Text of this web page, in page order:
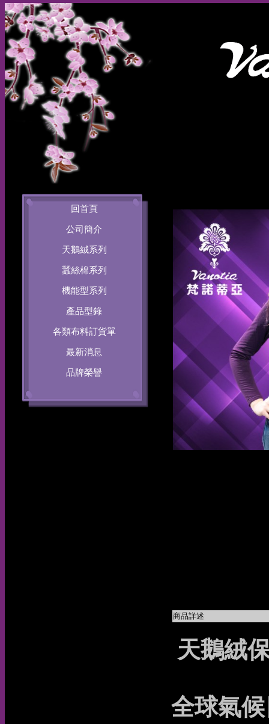
回首頁
公司簡介
天鵝絨系列
蠶絲棉系列
機能型系列
產品型錄
各類布料訂貨單
最新消息
品牌榮譽
商品詳述
天鵝絨
全球氣